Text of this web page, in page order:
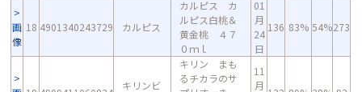
画
像
18 4901340243729 カルピス
カルピス カ
ルピス白桃＆
黄金桃 ４７
０ｍｌ
01
月
24
日
136 83% 54%273
キリンビ
キリン まも
るチカラのサ
11
月